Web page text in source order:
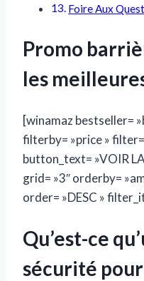
Foire Aux
Promo
les
[winamaz bestseller=
filterby= »price »
button_text= »VOIR
grid= »3″ orderby=
order= »DESC »
Qu’est-ce
sécurité pour